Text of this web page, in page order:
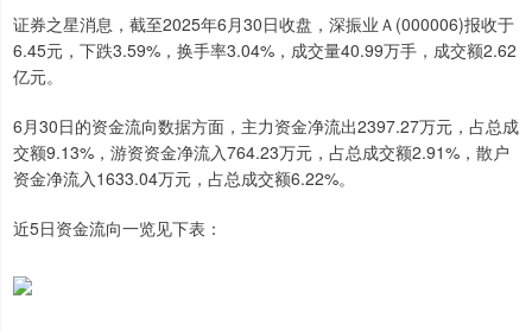
证券之星消息，截至2025年6月30日收盘，深振业Ａ(000006)报收于
6.45元，下跌3.59%，换手率3.04%，成交量40.99万手，成交额2.62
亿元。
6月30日的资金流向数据方面，主力资金净流出2397.27万元，占总成
交额9.13%，游资资金净流入764.23万元，占总成交额2.91%，散户
资金净流入1633.04万元，占总成交额6.22%。
近5日资金流向一览见下表：